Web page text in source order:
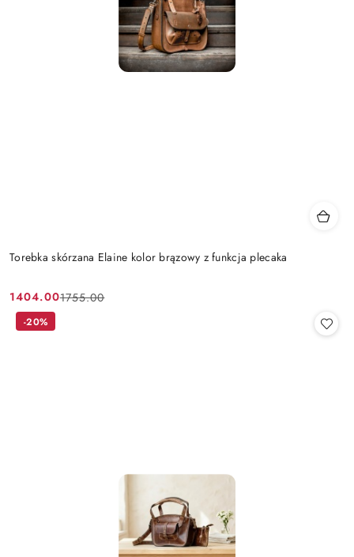
Torebka skórzana Elaine kolor brązowy z funkcja plecaka
Cena
promocyjna:
1404.00
Cena
przed
1755.00
-20%